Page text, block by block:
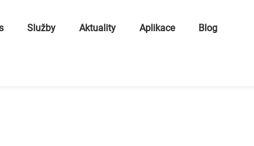
Služby Aktuality Aplikace Blog